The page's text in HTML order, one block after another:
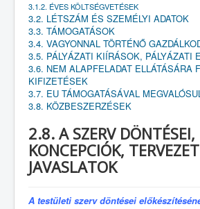
3.1.2. ÉVES KÖLTSÉGVETÉSEK
3.2. LÉTSZÁM ÉS SZEMÉLYI ADATOK
3.3. TÁMOGATÁSOK
3.4. VAGYONNAL TÖRTÉNŐ
3.5. PÁLYÁZATI KIÍRÁSOK, PÁLYÁZATI
3.6. NEM ALAPFELADAT ELLÁTÁSÁRA
KIFIZETÉSEK
3.7. EU TÁMOGATÁSÁVAL
3.8. KÖZBESZERZÉSEK
2.8. A SZERV DÖNTÉSEI,
KONCEPCIÓK,
JAVASLATOK
A testületi szerv döntései